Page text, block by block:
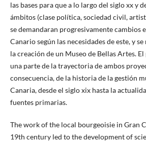
las bases para que a lo largo del siglo xx y
ámbitos (clase política, sociedad civil,
se demandaran progresivamente cambios
Canario según las necesidades de este, y
la creación de un Museo de Bellas Artes.
una parte de la trayectoria de ambos
consecuencia, de la historia de la gestión
Canaria, desde el siglo xix hasta la
fuentes primarias.
The work of the local bourgeoisie in Gran
19th century led to the development of